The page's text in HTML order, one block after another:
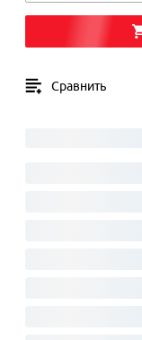
Сравнить